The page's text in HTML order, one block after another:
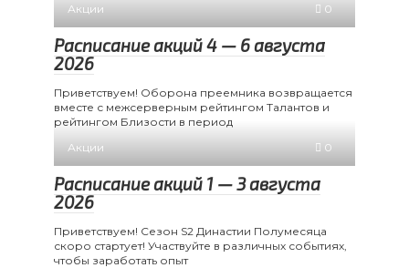
Акции
0
Расписание акций 4 — 6 августа
2026
Приветствуем! Оборона преемника возвращается
вместе с межсерверным рейтингом Талантов и
рейтингом Близости в период
Акции
0
Расписание акций 1 — 3 августа
2026
Приветствуем! Сезон S2 Династии Полумесяца
скоро стартует! Участвуйте в различных событиях,
чтобы заработать опыт